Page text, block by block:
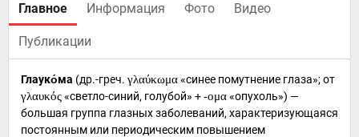
Главное Информация Фото Видео
Публикации
Глауко́ма (др.-греч. γλαύκωμα«синее помутнение глаза»; от
γλαυκός«светло-синий, голубой» +-ομα«опухоль») —
большая группа глазных заболеваний, характеризующаяся
постоянным или периодическим повышением